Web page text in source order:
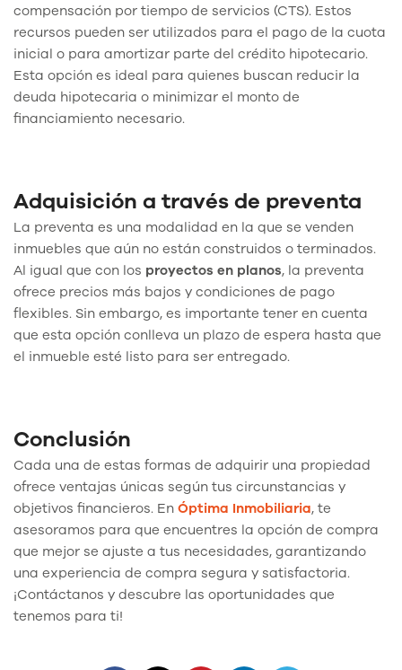
compensación por tiempo de servicios (CTS). Estos
recursos pueden ser utilizados para el pago de la cuota
inicial o para amortizar parte del crédito hipotecario.
Esta opción es ideal para quienes buscan reducir la
deuda hipotecaria o minimizar el monto de
financiamiento necesario.
Adquisición a través de preventa
La preventa es una modalidad en la que se venden
inmuebles que aún no están construidos o terminados.
Al igual que con los proyectos en planos, la preventa
ofrece precios más bajos y condiciones de pago
flexibles. Sin embargo, es importante tener en cuenta
que esta opción conlleva un plazo de espera hasta que
el inmueble esté listo para ser entregado.
Conclusión
Cada una de estas formas de adquirir una propiedad
ofrece ventajas únicas según tus circunstancias y
objetivos financieros. En Óptima Inmobiliaria, te
asesoramos para que encuentres la opción de compra
que mejor se ajuste a tus necesidades, garantizando
una experiencia de compra segura y satisfactoria.
¡Contáctanos y descubre las oportunidades que
tenemos para ti!